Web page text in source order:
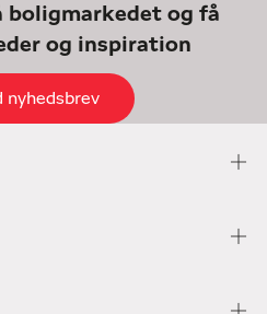
boligmarkedet og få
og inspiration
nyhedsbrev